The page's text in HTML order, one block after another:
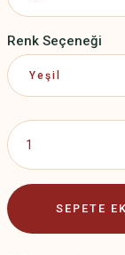
Renk Seçeneği
SEPETE